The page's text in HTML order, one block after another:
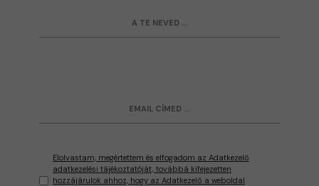
Elolvastam, megértettem és elfogadom az Adatkezelő
adatkezelési tájékoztatóját, továbbá kifejezetten
hozzájárulok ahhoz, hogy az Adatkezelő a weboldal